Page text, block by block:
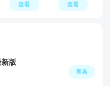
查看 查看
版
查看